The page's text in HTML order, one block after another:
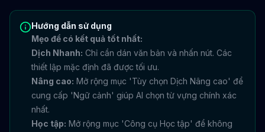
Hướng dẫn sử dụng
Mẹo để có kết quả tốt nhất:
Dịch Nhanh: Chỉ cần dán văn bản và nhấn nút. Các
thiết lập mặc định đã được tối ưu.
Nâng cao: Mở rộng mục 'Tùy chọn Dịch Nâng cao' để
cung cấp 'Ngữ cảnh' giúp AI chọn từ vựng chính xác
nhất.
Học tập: Mở rộng mục 'Công cụ Học tập' để không